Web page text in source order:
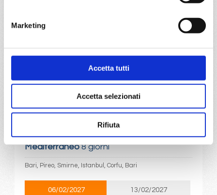
Marketing
Accetta tutti
Accetta selezionati
Rifiuta
€ 333
Mediterraneo8 giorni
daBaricon
Bari, Pireo, Smirne, Istanbul, Corfu, Bari
06/02/2027
13/02/2027